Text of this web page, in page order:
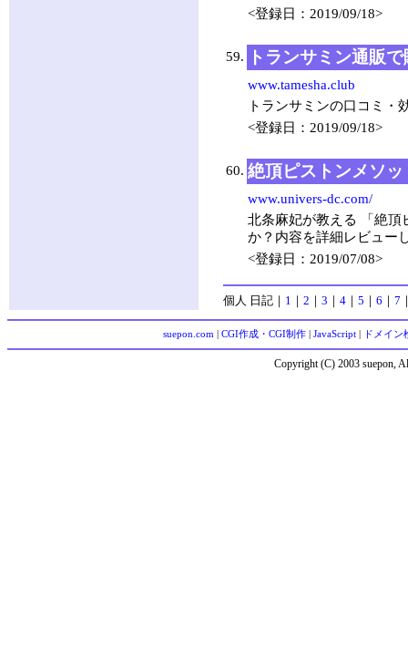
<登録日：2019/09/18>
59. トランサミン通販
www.tamesha.club
トランサミンの口コミ・
<登録日：2019/09/18>
60. 絶頂ピストンメソ
www.univers-dc.com/
北条麻妃が教える 「絶頂
か？内容を詳細レビュー
<登録日：2019/07/08>
個人 日記 ｜ 1 ｜ 2 ｜ 3 ｜ 4 ｜ 5 ｜ 6 ｜ 7
suepon.com CGI作成・CGI制作| JavaScript| ドメイン
Copyright (C) 2003 suepon,